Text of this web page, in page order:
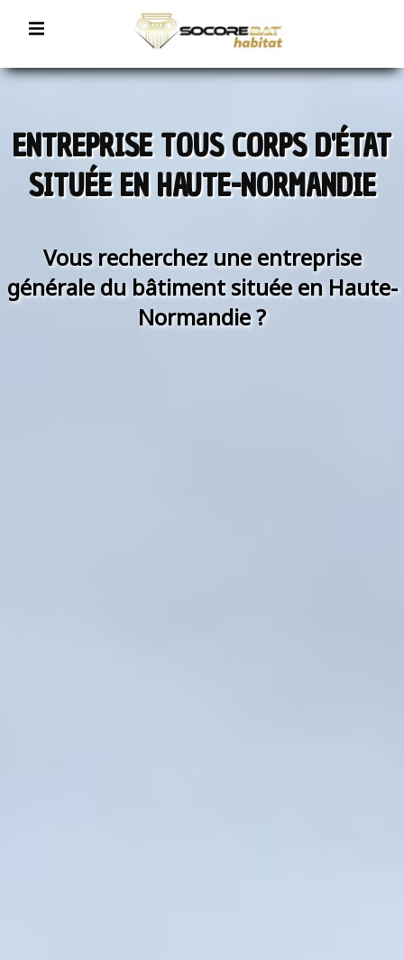
ENTREPRISE TOUS CORPS D'ÉTAT
SITUÉE EN HAUTE-NORMANDIE
Vous recherchez une entreprise
générale du bâtiment située en Haute-
Normandie ?